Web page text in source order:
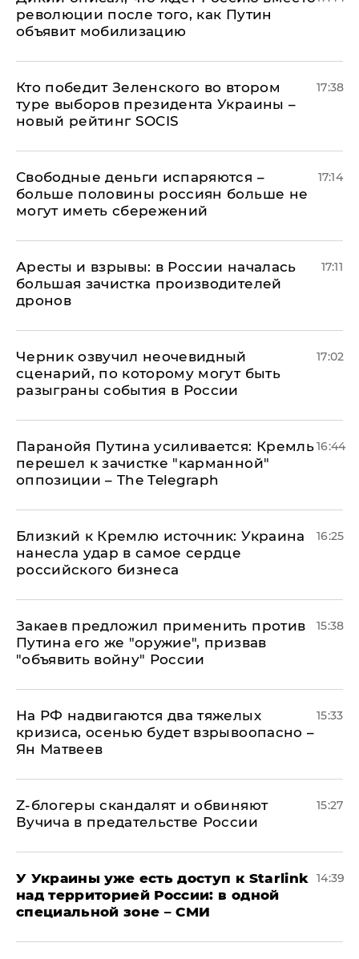
революции после того, как Путин
объявит мобилизацию
Кто победит Зеленского во втором
туре выборов президента Украины –
новый рейтинг SOCIS
17:38
Свободные деньги испаряются –
больше половины россиян больше не
могут иметь сбережений
17:14
Аресты и взрывы: в России началась
большая зачистка производителей
дронов
17:11
Черник озвучил неочевидный
сценарий, по которому могут быть
разыграны события в России
17:02
Паранойя Путина усиливается: Кремль
перешел к зачистке "карманной"
оппозиции – The Telegraph
16:44
Близкий к Кремлю источник: Украина
нанесла удар в самое сердце
российского бизнеса
16:25
Закаев предложил применить против
Путина его же "оружие", призвав
"объявить войну" России
15:38
На РФ надвигаются два тяжелых
кризиса, осенью будет взрывоопасно –
Ян Матвеев
15:33
Z-блогеры скандалят и обвиняют
Вучича в предательстве России
15:27
У Украины уже есть доступ к Starlink
над территорией России: в одной
специальной зоне – СМИ
14:39